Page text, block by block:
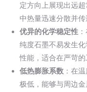
定方向上展现出远
中热量迅速分散并传
优异的化学稳定性
纯度石墨不易发生
性能，适合在严苛的
低热膨胀系数 ：在
极低，能够与周边